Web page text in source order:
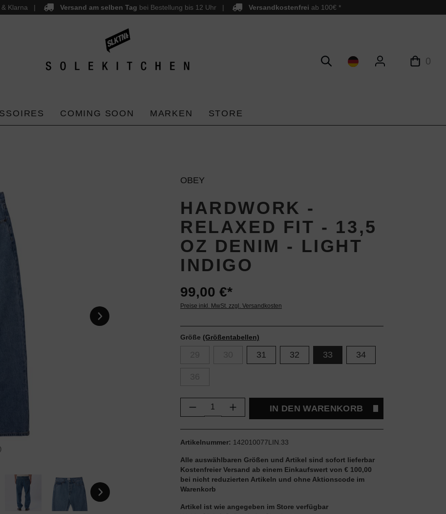
Klarna Versand am selben Tag bei Bestellung bis 12 Uhr Versandkostenfrei ab 100€ *
0
COMING SOON MARKEN STORE
OBEY
HARDWORK -
RELAXED FIT - 13,5
OZ DENIM - LIGHT
INDIGO
99,00 €*
Preise inkl. MwSt. zzgl. Versandkosten
Größe (Größentabellen)
31 32 33 34
Produkt Anzahl: Gib den gewünschten Wert ein
IN DEN WARENKORB
Artikelnummer: 142010077LIN.33
Alle auswählbaren Größen und Artikel sind sofort lieferbar
Kostenfreier Versand ab einem Einkaufswert von € 100,00
bei nicht reduzierten Artikeln und ohne Aktionscode im
Warenkorb
Artikel ist wie angegeben im Store verfügbar